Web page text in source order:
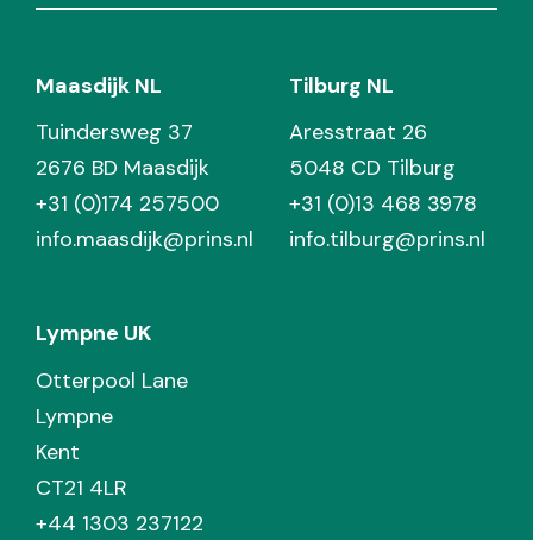
Maasdijk NL
Tuindersweg 37
2676 BD Maasdijk
+31 (0)174 257500
info.maasdijk@prins.nl
Tilburg NL
Aresstraat 26
5048 CD Tilburg
+31 (0)13 468 3978
info.tilburg@prins.nl
Lympne UK
Otterpool Lane
Lympne
Kent
CT21 4LR
+44 1303 237122